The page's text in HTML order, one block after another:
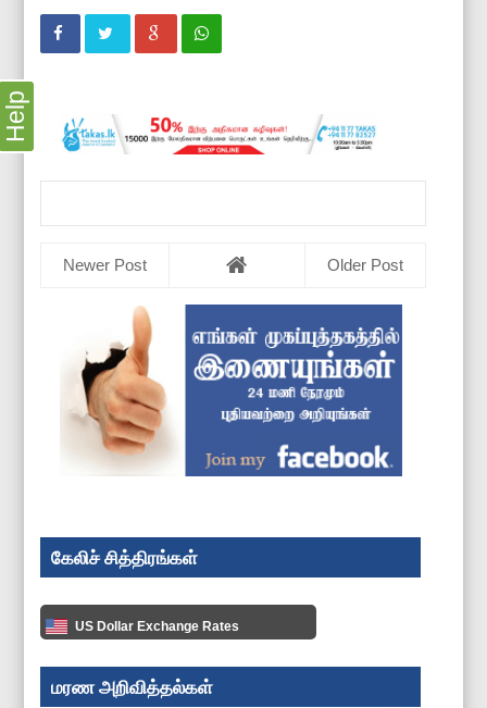
Newer Post Older Post
கேலிச் சித்திரங்கள்
US Dollar Exchange Rates
மரண அறிவித்தல்கள்
Help